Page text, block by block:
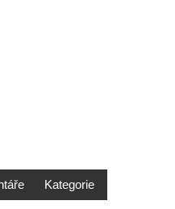
Kategorie